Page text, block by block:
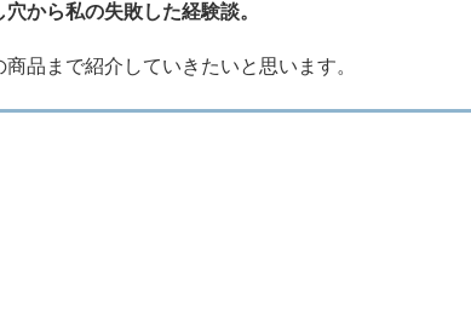
から私の失敗した経験談。
品まで紹介していきたいと思います。